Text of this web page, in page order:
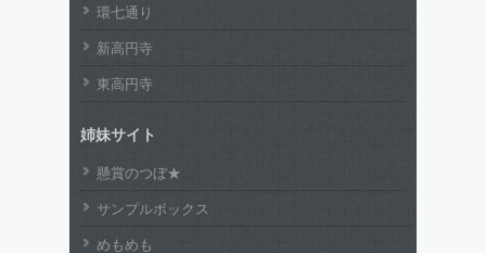
環七通り
新高円寺
東高円寺
姉妹サイト
懸賞のつぼ★
サンプルボックス
めもめも